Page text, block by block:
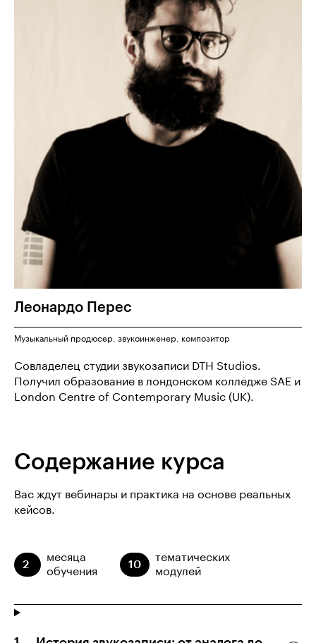
Леонардо Перес
Музыкальный продюсер, звукоинженер, композитор
Совладелец студии звукозаписи DTH Studios.
Получил образование в лондонском колледже SAE и
London Centre of Contemporary Music (UK).
Содержание курса
Вас ждут вебинары и практика на основе реальных
кейсов.
2
месяца
обучения
10
тематических
модулей